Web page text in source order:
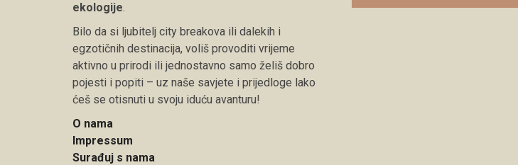
ekologije.
Bilo da si ljubitelj city breakova ili dalekih i
egzotičnih destinacija, voliš provoditi vrijeme
aktivno u prirodi ili jednostavno samo želiš dobro
pojesti i popiti – uz naše savjete i prijedloge lako
ćeš se otisnuti u svoju iduću avanturu!
O nama
Impressum
Surađuj s nama